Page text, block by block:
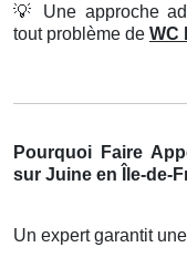
💡
Une approche
tout problème de WC
Pourquoi Faire
sur Juine en Île-de-
Un expert garantit